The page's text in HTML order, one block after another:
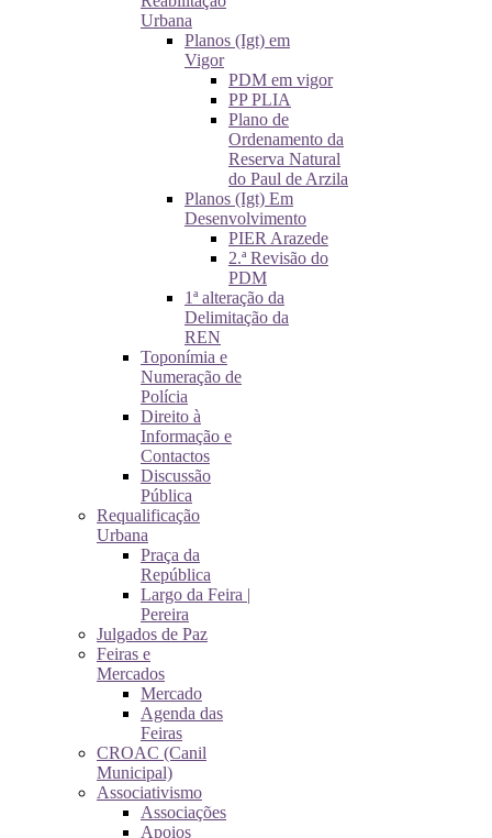
Urbana
Planos (Igt) em
Vigor
PDM em vigor
PP PLIA
Plano de
Ordenamento da
Reserva Natural
do Paul de Arzila
Planos (Igt) Em
Desenvolvimento
PIER Arazede
2.ª Revisão do
PDM
1ª alteração da
Delimitação da
REN
Toponímia e
Numeração de
Polícia
Direito à
Informação e
Contactos
Discussão
Pública
Requalificação
Urbana
Praça da
República
Largo da Feira |
Pereira
Julgados de Paz
Feiras e
Mercados
Mercado
Agenda das
Feiras
CROAC (Canil
Municipal)
Associativismo
Associações
Apoios